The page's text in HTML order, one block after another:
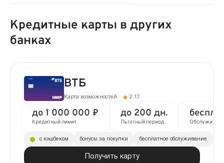
Кредитные карты в других
банках
ВТБ
Карта возможностей 2.17
до 1 000 000 ₽
Кредитный лимит
до 200 дн.
Льготный период
Получить карту
с кэшбеком бонусы за покупки бесплатное обслуживание